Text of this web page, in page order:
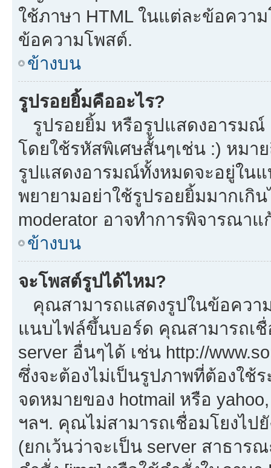
ใช้ภาษา HTML ในแต่ละข้อคว
ข้อความโพสต์.
ข้างบน
รูปรอยยิ้มคืออะไร?
รูปรอยยิ้ม หรือรูปแสดงอารมณ์
โดยใช้รหัสพิเศษสั้นๆเช่น :) หมา
รูปแสดงอารมณ์ทั้งหมดจะอยู่ใน
พยายามอย่าใช้รูปรอยยิ้มมากเกิ
moderator อาจทำการพิจารณา
ข้างบน
จะโพสต์รูปได้ไหม?
คุณสามารถแสดงรูปในข้อควา
แนบไฟล์ขึ้นบอร์ด คุณสามารถเชื่
server อื่นๆได้ เช่น http://
ซึ่งจะต้องไม่เป็นรูปภาพที่ต้องใช้
จดหมายของ hotmail หรือ
ฯลฯ. คุณไม่สามารถเชื่อมโยงไป
(ยกเว้นว่าจะเป็น server สาธาร